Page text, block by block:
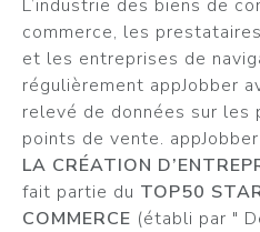
L’industrie des biens de
commerce, les
et les entreprises de
régulièrement appJobber
relevé de données sur les
points de vente.
LA CRÉATION
fait partie du TOP50
COMMERCE (établi par "